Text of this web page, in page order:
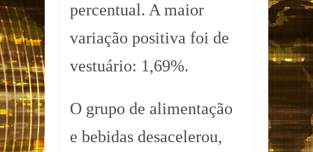
percentual. A maior
variação positiva foi de
vestuário: 1,69%.
O grupo de alimentação
e bebidas desacelerou,